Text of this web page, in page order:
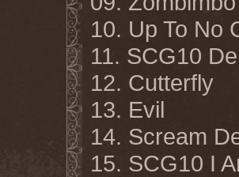
10. Up To No
11. SCG10
12. Cutterfly
13. Evil
14. Scream
15. SCG10 I